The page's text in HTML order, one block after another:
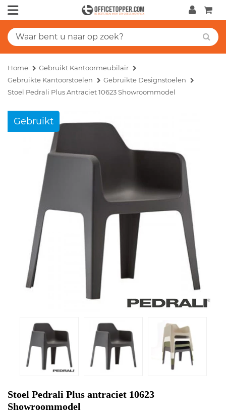
Home
Gebruikt Kantoormeubilair
Gebruikte Kantoorstoelen
Gebruikte Designstoelen
Stoel Pedrali Plus Antraciet 10623 Showroommodel
Gebruikt
Stoel Pedrali Plus antraciet 10623
Showroommodel